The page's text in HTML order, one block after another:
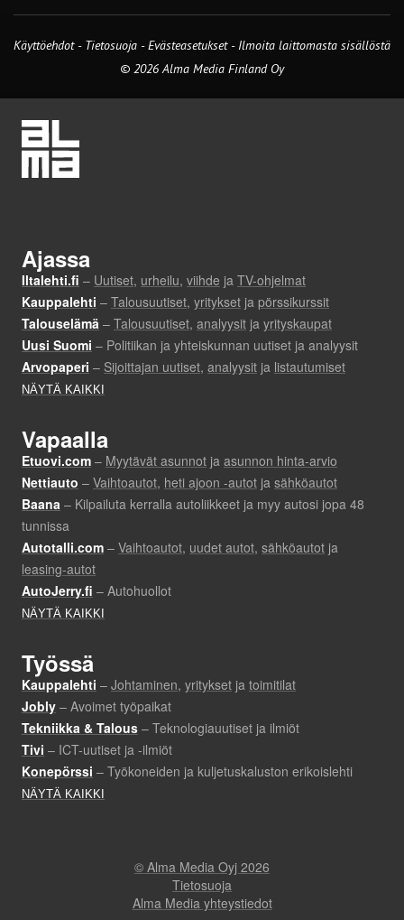
Käyttöehdot - Tietosuoja -Evästeasetukset- Ilmoita laittomasta sisällöstä
© 2026 Alma Media Finland Oy